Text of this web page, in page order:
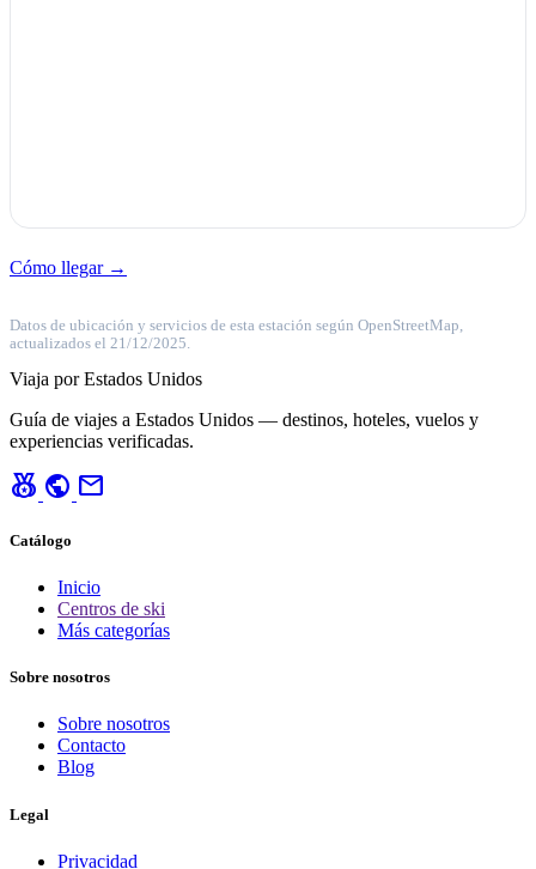
Cómo llegar →
Datos de ubicación y servicios de esta estación según OpenStreetMap,
actualizados el 21/12/2025.
Viaja por Estados Unidos
Guía de viajes a Estados Unidos — destinos, hoteles, vuelos y
experiencias verificadas.
social_leaderboard public mail
Catálogo
Inicio
Centros de ski
Más categorías
Sobre nosotros
Sobre nosotros
Contacto
Blog
Legal
Privacidad